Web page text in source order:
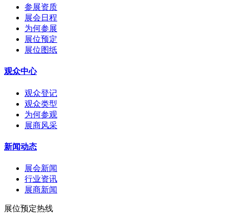
参展资质
展会日程
为何参展
展位预定
展位图纸
观众中心
观众登记
观众类型
为何参观
展商风采
新闻动态
展会新闻
行业资讯
展商新闻
展位预定热线